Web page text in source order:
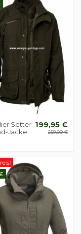
Setter
Jacke
199,95 €
259,00 €